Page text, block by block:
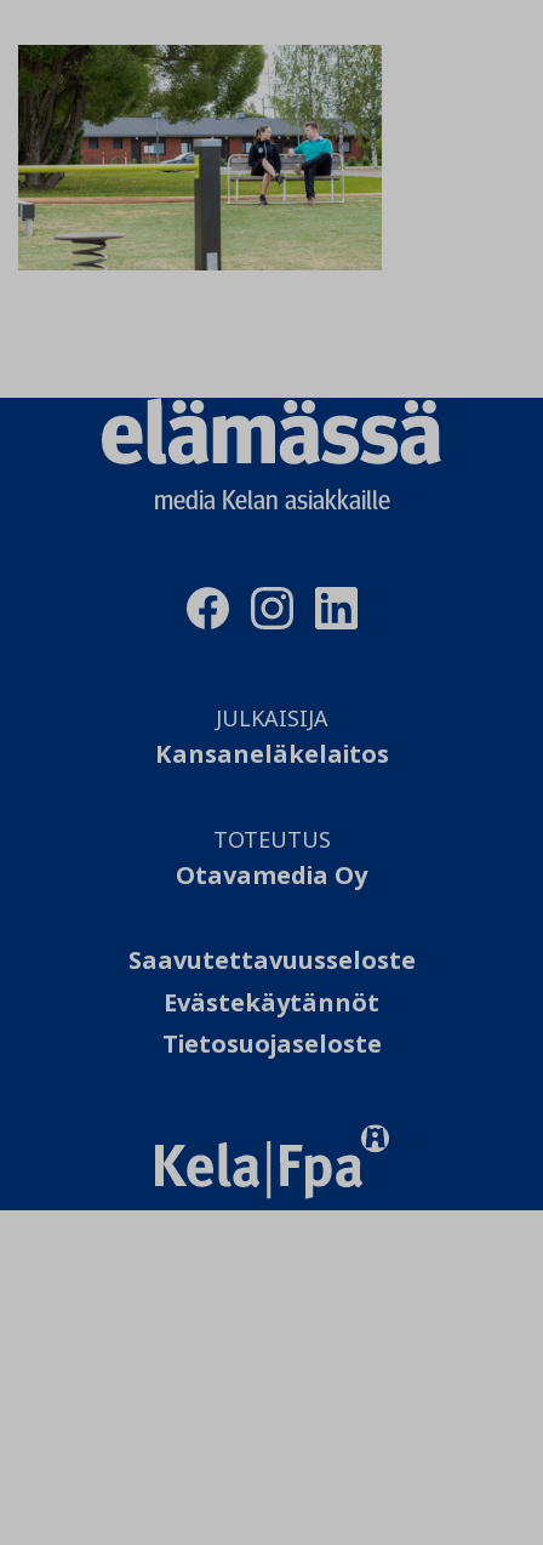
Elämässä
logo
media Kelan asiakkaille
JULKAISIJA
Kansaneläkelaitos
TOTEUTUS
Otavamedia Oy
Saavutettavuusseloste
Evästekäytännöt
Tietosuojaseloste